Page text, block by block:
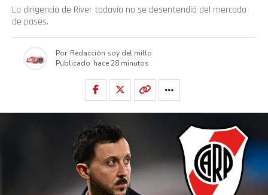
La dirigencia de River todavía no se desentendió del mercado
de pases.
Por Redacción soy del millo
Publicado hace 28 minutos